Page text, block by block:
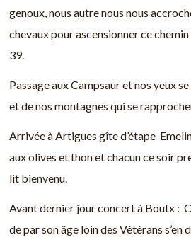
genoux, nous autre nous nous
chevaux pour ascensionner ce chemin
39.
Passage aux Campsaur et nos yeux
et de nos montagnes qui se
Arrivée à Artigues gîte d’étape
aux olives et thon et chacun ce soir
lit bienvenu.
Avant dernier jour concert à Boutx :
de par son âge loin des Vétérans